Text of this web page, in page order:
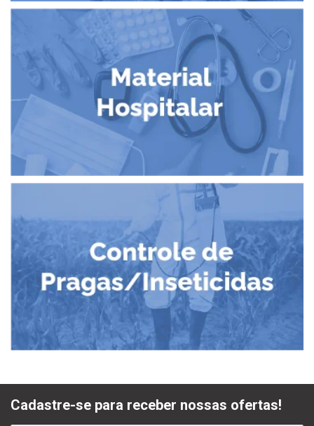
Cadastre-se para receber nossas ofertas!